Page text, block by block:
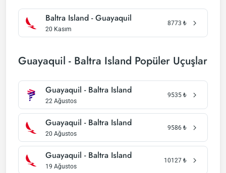
Baltra Island - Guayaquil
20 Kasım
8773 ₺
Guayaquil - Baltra Island Popüler Uçuşlar
Guayaquil - Baltra Island
22 Ağustos
9535 ₺
Guayaquil - Baltra Island
20 Ağustos
9586 ₺
Guayaquil - Baltra Island
19 Ağustos
10127 ₺